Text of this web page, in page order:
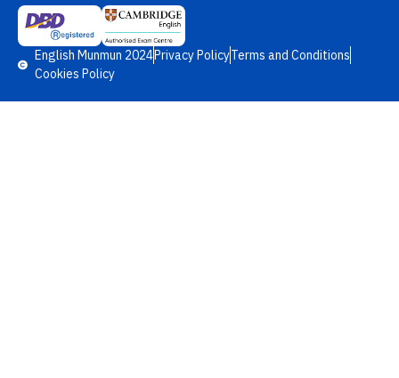
English Munmun 2024Privacy PolicyTerms and Conditions
Cookies Policy